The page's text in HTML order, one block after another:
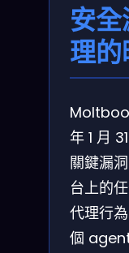
安
理
年 1 月
關鍵漏
台上的
代理行
個